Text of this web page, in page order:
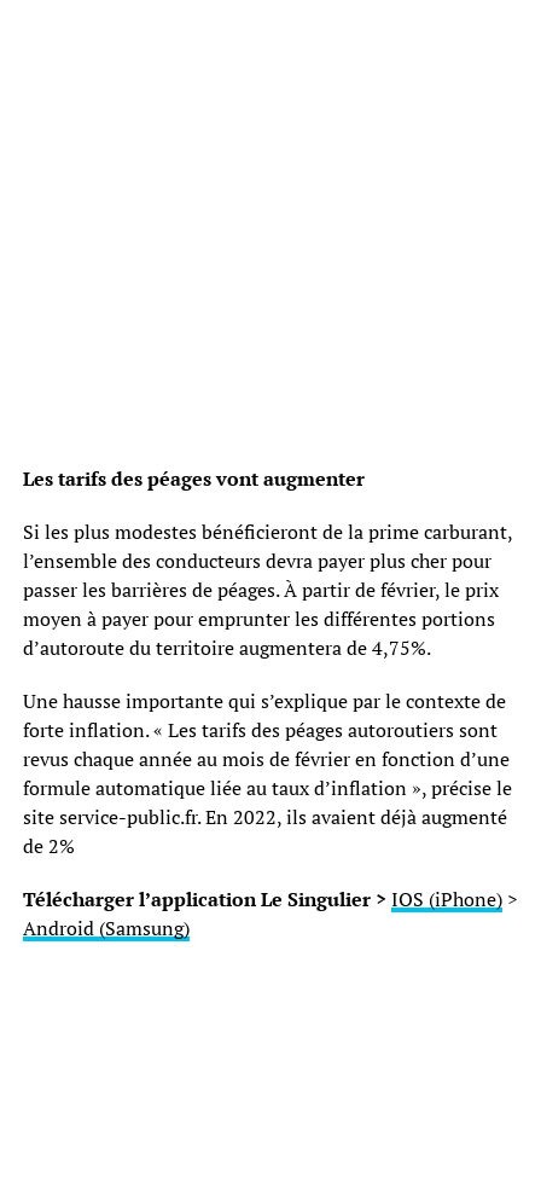
Les tarifs des péages vont augmenter
Si les plus modestes bénéficieront de la prime carburant,
l’ensemble des conducteurs devra payer plus cher pour
passer les barrières de péages. À partir de février, le prix
moyen à payer pour emprunter les différentes portions
d’autoroute du territoire augmentera de 4,75%.
Une hausse importante qui s’explique par le contexte de
forte inflation. « Les tarifs des péages autoroutiers sont
revus chaque année au mois de février en fonction d’une
formule automatique liée au taux d’inflation », précise le
site service-public.fr. En 2022, ils avaient déjà augmenté
de 2%
Télécharger l’application Le Singulier > IOS (iPhone)>
Android (Samsung)